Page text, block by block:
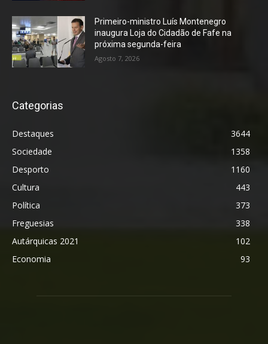
Primeiro-ministro Luís Montenegro
inaugura Loja do Cidadão de Fafe na
próxima segunda-feira
Agosto 7, 2026
Categorias
Destaques
3644
Sociedade
1358
Desporto
1160
Cultura
443
Política
373
Freguesias
338
Autárquicas 2021
102
Economia
93